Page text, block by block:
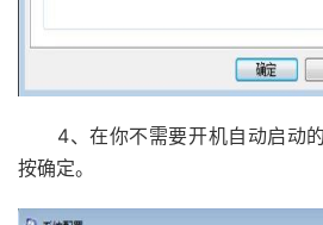
4、在你不需要开机自动启动的
按确定。